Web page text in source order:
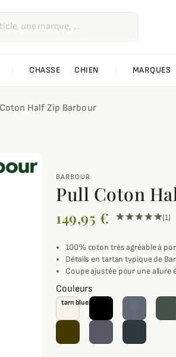
CHASSE CHIEN MARQUES
Half Zip Barbour
BARBOUR
Pull Coton
149,95 € (1)
100% coton très agréable à
Détails en tartan typique de
Coupe ajustée pour une allure
Couleurs
tarn blue